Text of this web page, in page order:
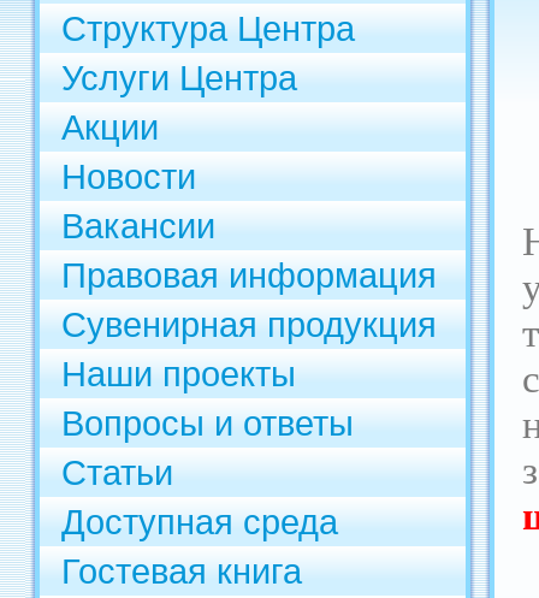
Структура Центра
Услуги Центра
Акции
Новости
Вакансии
Правовая информация
Сувенирная продукция
Наши проекты
Вопросы и ответы
Статьи
Доступная среда
Гостевая книга